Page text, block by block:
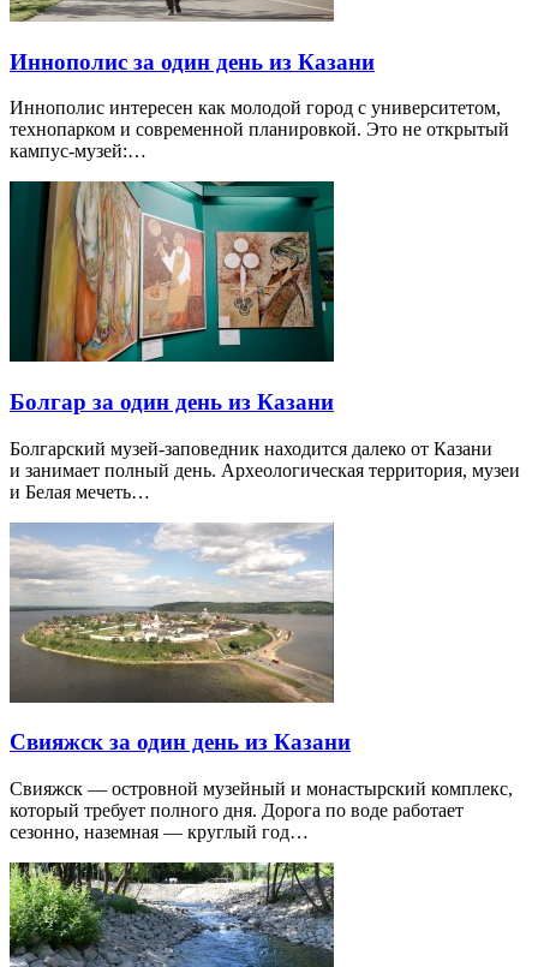
Иннополис за один день из Казани
Иннополис интересен как молодой город с университетом,
технопарком и современной планировкой. Это не открытый
кампус-музей:…
Болгар за один день из Казани
Болгарский музей-заповедник находится далеко от Казани
и занимает полный день. Археологическая территория, музеи
и Белая мечеть…
Свияжск за один день из Казани
Свияжск — островной музейный и монастырский комплекс,
который требует полного дня. Дорога по воде работает
сезонно, наземная — круглый год…